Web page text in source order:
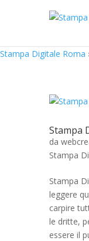
Stampa Digitale Roma
Stampa
da
Stampa
Stampa
leggere
carpire
le dritte,
essere il